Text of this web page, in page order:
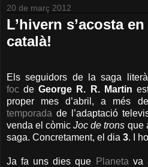
20 de març 2012
L’hivern s’acosta
català!
Els seguidors de la saga
foc deGeorge R. R. Martin
proper mes d’abril, a més
temporada de l’adaptació
venda el còmicJoc de trons que
saga. Concretament, el dia 3. I
Ja fa uns dies que Planeta va